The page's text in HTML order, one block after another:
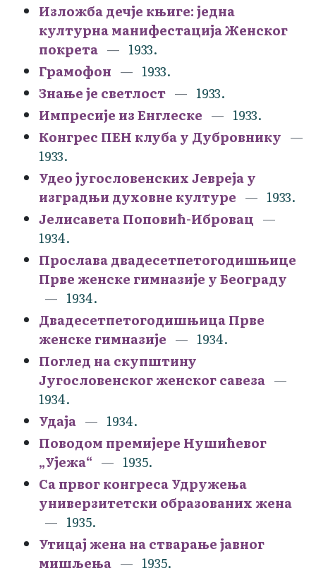
Изложба дечје књиге: једна
културна манифестација Женског
покрета
1933.
Грамофон
1933.
Знање је светлост
1933.
Импресије из Енглеске
1933.
Конгрес ПЕН клуба у Дубровнику
1933.
Удео југословенских Јевреја у
изградњи духовне културе
1933.
Јелисавета Поповић-Ибровац
1934.
Прослава двадесетпетогодишњице
Прве женске гимназије у Београду
1934.
Двадесетпетогодишњица Прве
женске гимназије
1934.
Поглед на скупштину
Југословенског женског савеза
1934.
Удаја
1934.
Поводом премијере Нушићевог
„Ујежа“
1935.
Са првог конгреса Удружења
универзитетски образованих жена
1935.
Утицај жена на стварање јавног
мишљења
1935.